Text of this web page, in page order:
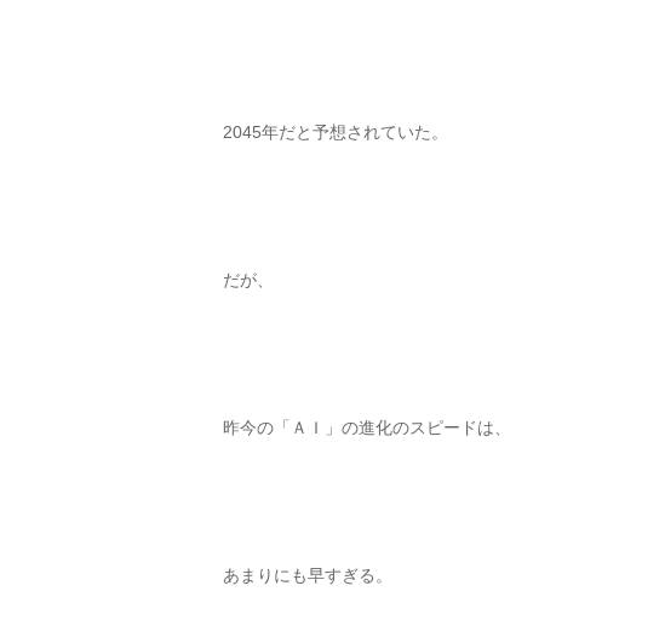
2045年だと予想されていた。
だが、
昨今の「ＡＩ」の進化のスピードは、
あまりにも早すぎる。